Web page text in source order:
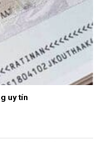
uy tín